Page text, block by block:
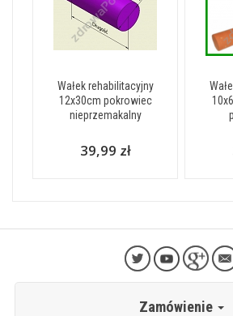
Wałek rehabilitacyjny
12x30cm pokrowiec
nieprzemakalny
39,99 zł
Zamówienie